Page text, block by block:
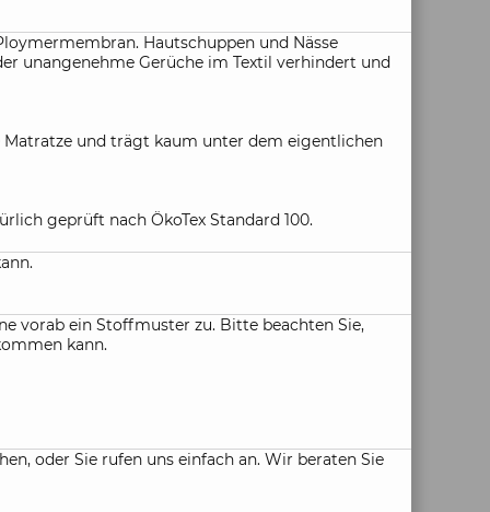
Hautschuppen und Nässe
unangenehme Gerüche im Textil verhindert und
und trägt kaum unter dem eigentlichen
geprüft nach ÖkoTex Standard 100.
vorab ein Stoffmuster zu. Bitte beachten Sie,
kann.
oder Sie rufen uns einfach an. Wir beraten Sie